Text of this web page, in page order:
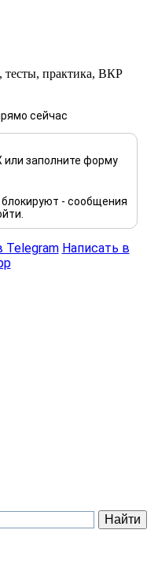
тесты, практика, ВКР
сейчас
заполните форму
- сообщения
Telegram Написать в